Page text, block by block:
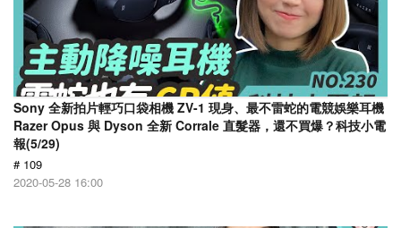
Sony 全新拍片輕巧口袋相機 ZV-1 現身、最不雷蛇的電競娛樂耳機
Razer Opus 與 Dyson 全新 Corrale 直髮器，還不買爆？科技小電
報(5/29)
# 109
2020-05-28 16:00